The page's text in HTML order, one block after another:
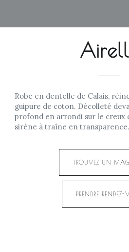
Robe en dentelle de Calais,
guipure de coton. Décolleté
profond en arrondi sur le creux
sirène à traîne en transparence.
TROUVEZ UN
PRENDRE RENDEZ-